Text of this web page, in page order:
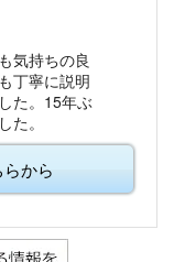
気持ちの良
丁寧に説明
た。15年ぶ
た。
から